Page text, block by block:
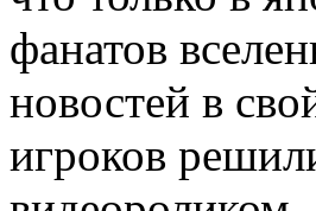
фанатов
новостей в
игроков